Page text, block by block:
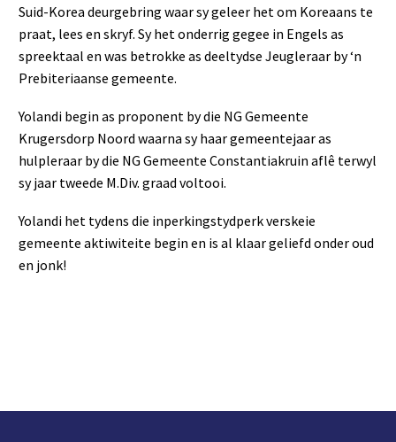
Suid-Korea deurgebring waar sy geleer het om Koreaans te
praat, lees en skryf. Sy het onderrig gegee in Engels as
spreektaal en was betrokke as deeltydse Jeugleraar by ‘n
Prebiteriaanse gemeente.
Yolandi begin as proponent by die NG Gemeente
Krugersdorp Noord waarna sy haar gemeentejaar as
hulpleraar by die NG Gemeente Constantiakruin aflê terwyl
sy jaar tweede M.Div. graad voltooi.
Yolandi het tydens die inperkingstydperk verskeie
gemeente aktiwiteite begin en is al klaar geliefd onder oud
en jonk!